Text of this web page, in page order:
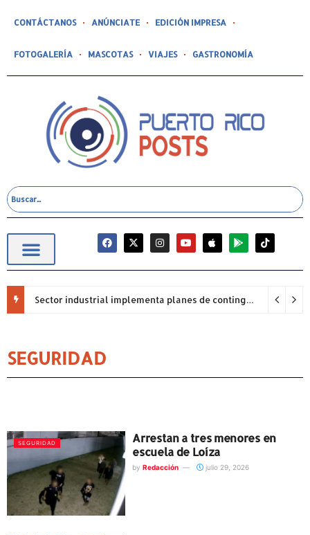
CONTÁCTANOS ANÚNCIATE EDICIÓN IMPRESA
FOTOGALERÍA MASCOTAS VIAJES GASTRONOMÍA
Sector industrial implementa planes de contingencia ante racionamiento de agua y hace un llamado a la eficiencia infraestructural
SEGURIDAD
SEGURIDAD
Arrestan a tres menores en
escuela de Loíza
by Redacción julio 29, 2026